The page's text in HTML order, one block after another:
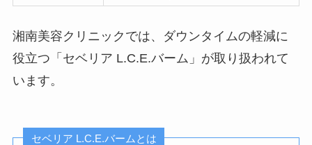
湘南美容クリニックでは、ダウンタイムの軽減に
役立つ「セベリア L.C.E.バーム」が取り扱われて
います。
セベリア L.C.E.バームとは